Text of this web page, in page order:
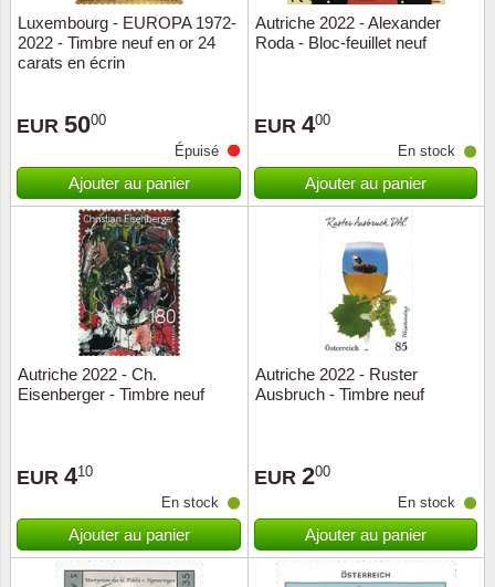
Luxembourg - EUROPA 1972-
2022 - Timbre neuf en or 24
carats en écrin
EUR 5000
Épuisé
Ajouter au panier
Autriche 2022 - Alexander
Roda - Bloc-feuillet neuf
EUR 400
En stock
Ajouter au panier
Autriche 2022 - Ch.
Eisenberger - Timbre neuf
EUR 410
En stock
Ajouter au panier
Autriche 2022 - Ruster
Ausbruch - Timbre neuf
EUR 200
En stock
Ajouter au panier